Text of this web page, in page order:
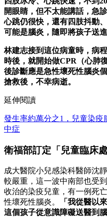
開眼睛，但不太能講話，急
心跳仍很快，還有四肢抖動
可能是腦炎，隨即將孩子送
林建志接到這位病童時，病
時後，就開始做CPR（心肺
後診斷應是急性壞死性腦炎
搶救後，不幸病逝。
延伸閱讀
發生率約萬分之1，兒童染疫
中症
衛福部訂定「兒童臨床
成大醫院小兒感染科醫師沈
較嚴重，這一波中南部也受
收治的染疫兒童，有一例死
性壞死性腦炎。
「我從醫以
這個孩子從意識障礙送醫到